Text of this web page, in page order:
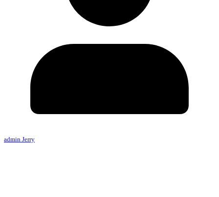
admin Jerry